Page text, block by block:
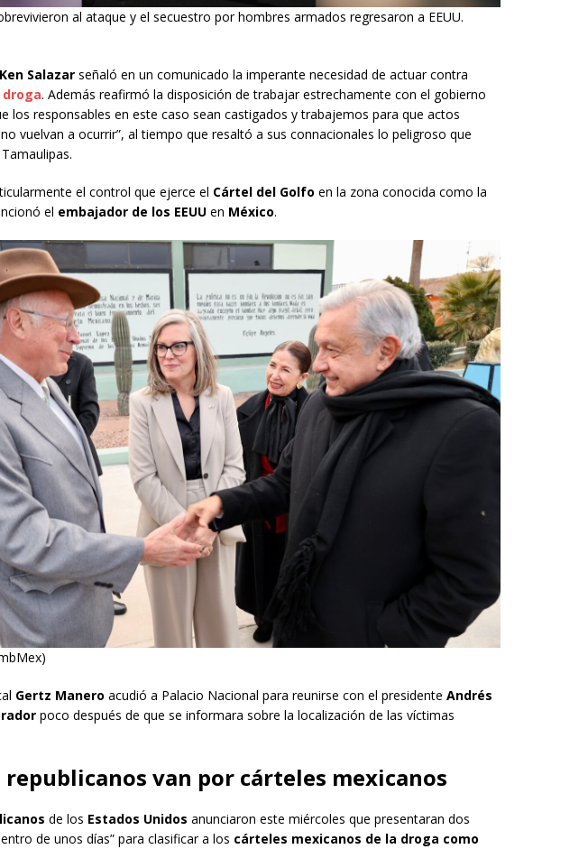
al ataque y el secuestro por hombres armados regresaron a EEUU.
Ken Salazar señaló en un comunicado la imperante necesidad de actuar contra
. Además reafirmó la disposición de trabajar estrechamente con el gobierno
los responsables en este caso sean castigados y trabajemos para que actos
vuelvan a ocurrir”, al tiempo que resaltó a sus connacionales lo peligroso que
el control que ejerce el Cártel del Golfo en la zona conocida como la
el embajador de los EEUU en México.
Gertz Manero acudió a Palacio Nacional para reunirse con el presidente Andrés
poco después de que se informara sobre la localización de las víctimas
republicanos van por cárteles mexicanos
de los Estados Unidos anunciaron este miércoles que presentaran dos
de unos días” para clasificar a los cárteles mexicanos de la droga como